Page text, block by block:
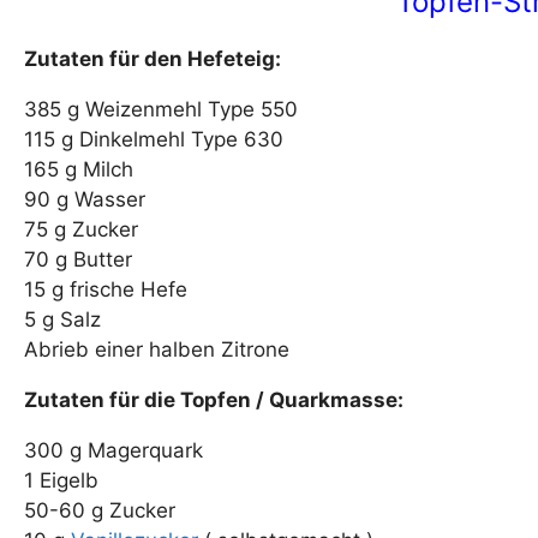
Zutaten für den Hefeteig:
385 g Weizenmehl Type 550
115 g Dinkelmehl Type 630
165 g Milch
90 g Wasser
75 g Zucker
70 g Butter
15 g frische Hefe
5 g Salz
Abrieb einer halben Zitrone
Zutaten für die Topfen / Quarkmasse:
300 g Magerquark
1 Eigelb
50-60 g Zucker